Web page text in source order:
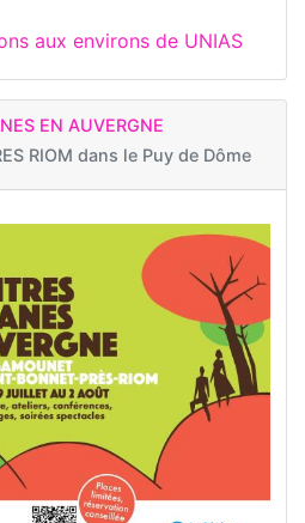
aux environs de UNIAS
EN AUVERGNE
RIOM dans le Puy de Dôme